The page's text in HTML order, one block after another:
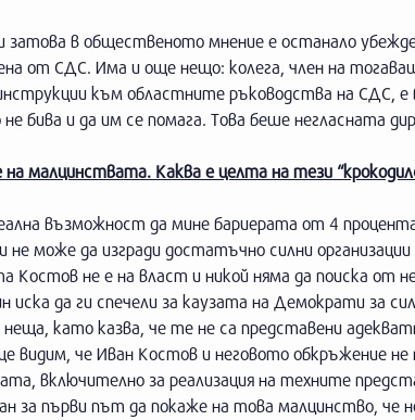
в общественото мнение е останало
от СДС. Има и още нещо: колега, член на
към областните ръководства на СДС, е
бива и да им се помага. Това беше негласната
малцинствата. Каква е целта на тези
възможност да мине бариерата от 4
може да изгради достатъчно силни
не е на власт и никой няма да поиска от
да ги спечели за каузата на Демократи за
като казва, че те не са представени
че Иван Костов и неговото обкръжение не
включително за реализация на техните
първи път да покаже на това малцинство, че